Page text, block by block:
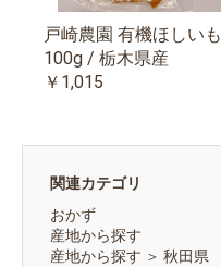
戸崎農園 有機ほしいも
100g / 栃木県産
￥1,015
関連カテゴリ
おかず
産地から探す
産地から探す ＞ 秋田県